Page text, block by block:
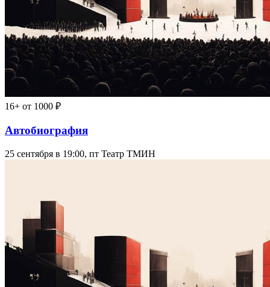
16+ от 1000 ₽
Автобиография
25 сентября в 19:00, пт Театр ТМИН